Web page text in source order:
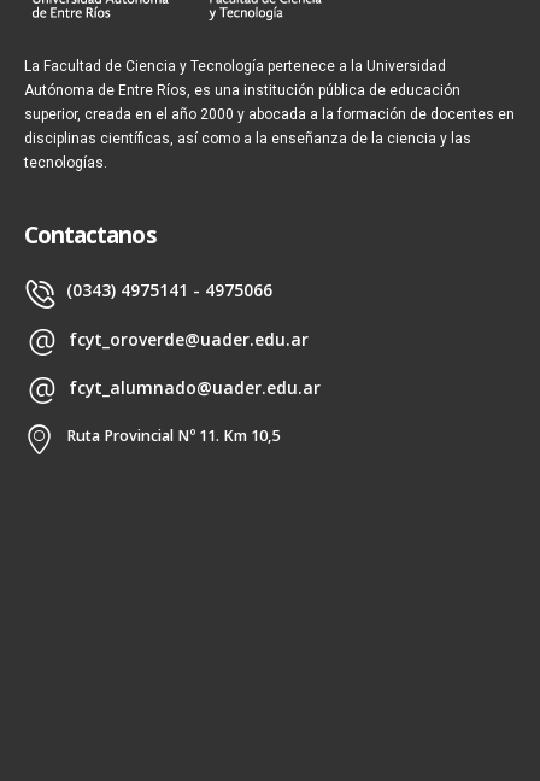
La Facultad de Ciencia y Tecnología pertenece a la Universidad
Autónoma de Entre Ríos, es una institución pública de educación
superior, creada en el año 2000 y abocada a la formación de docentes en
disciplinas científicas, así como a la enseñanza de la ciencia y las
tecnologías.
Contactanos
(0343) 4975141 - 4975066
fcyt_oroverde@uader.edu.ar
fcyt_alumnado@uader.edu.ar
Ruta Provincial Nº 11. Km 10,5